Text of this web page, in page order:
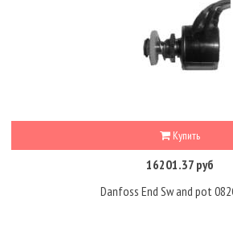
Купить
16201.37 руб
Danfoss End Sw and pot